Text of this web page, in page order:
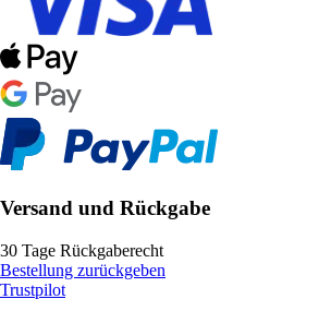
Versand und Rückgabe
30 Tage Rückgaberecht
Bestellung zurückgeben
Trustpilot